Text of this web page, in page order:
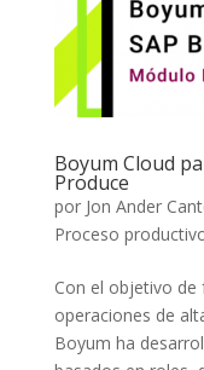
Boyum Cloud
Produce
por Jon Ander
Proceso
Con el objetivo de
operaciones de
Boyum ha